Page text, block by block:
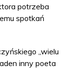
potrzeba
spotkań
„wielu
inny poeta